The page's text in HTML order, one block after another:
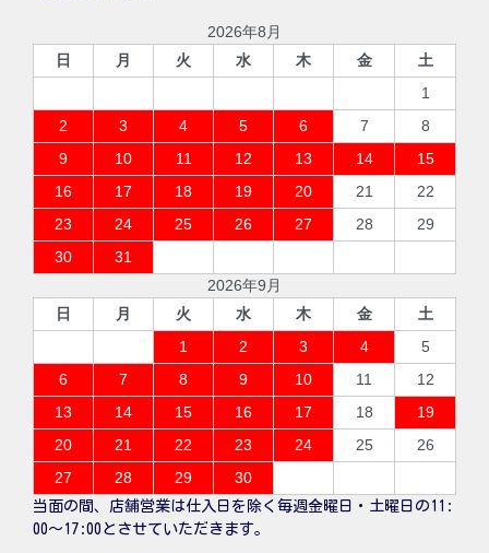
2026年8月
日
月 火 水 木 金
土
1
2
3 4 5 6 7
8
9
10 11 12 13 14
15
16
17 18 19 20 21
22
23
24 25 26 27 28
29
30
31
2026年9月
日
月 火 水 木 金
土
1
2 3 4
5
6
7 8 9 10 11
12
13
14 15 16 17 18
19
20
21 22 23 24 25
26
27
28 29 30
当面の間、店舗営業は仕入日を除く毎週金曜日・土曜日の11:
00〜17:00とさせていただきます。